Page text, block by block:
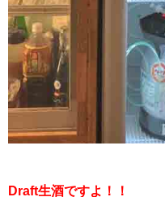
Draft生酒ですよ！！